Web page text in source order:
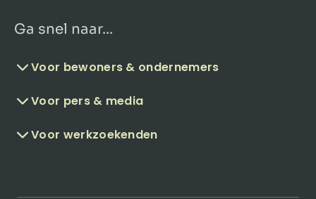
Ga snel naar...
Voor bewoners & ondernemers
Voor pers & media
Voor werkzoekenden